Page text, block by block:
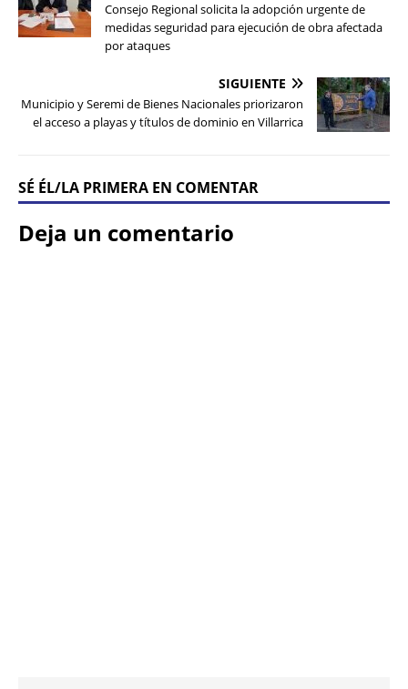
Consejo Regional solicita la adopción urgente de
medidas seguridad para ejecución de obra afectada
por ataques
SIGUIENTE
Municipio y Seremi de Bienes Nacionales priorizaron
el acceso a playas y títulos de dominio en Villarrica
SÉ ÉL/LA PRIMERA EN COMENTAR
Deja un comentario